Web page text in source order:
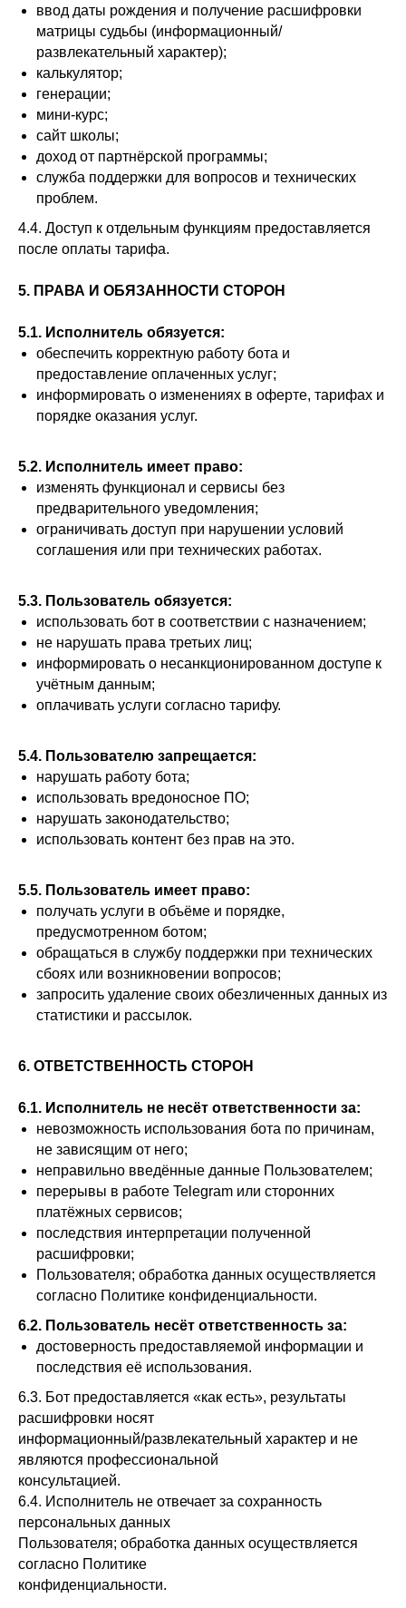
ввод даты рождения и получение расшифровки
матрицы судьбы (информационный/
развлекательный характер);
калькулятор;
генерации;
мини-курс;
сайт школы;
доход от партнёрской программы;
служба поддержки для вопросов и технических
проблем.
4.4. Доступ к отдельным функциям предоставляется
после оплаты тарифа.
5. ПРАВА И ОБЯЗАННОСТИ СТОРОН
5.1. Исполнитель обязуется:
обеспечить корректную работу бота и
предоставление оплаченных услуг;
информировать о изменениях в оферте, тарифах и
порядке оказания услуг.
5.2. Исполнитель имеет право:
изменять функционал и сервисы без
предварительного уведомления;
ограничивать доступ при нарушении условий
соглашения или при технических работах.
5.3. Пользователь обязуется:
использовать бот в соответствии с назначением;
не нарушать права третьих лиц;
информировать о несанкционированном доступе к
учётным данным;
оплачивать услуги согласно тарифу.
5.4. Пользователю запрещается:
нарушать работу бота;
использовать вредоносное ПО;
нарушать законодательство;
использовать контент без прав на это.
5.5. Пользователь имеет право:
получать услуги в объёме и порядке,
предусмотренном ботом;
обращаться в службу поддержки при технических
сбоях или возникновении вопросов;
запросить удаление своих обезличенных данных из
статистики и рассылок.
6. ОТВЕТСТВЕННОСТЬ СТОРОН
6.1. Исполнитель не несёт ответственности за:
невозможность использования бота по причинам,
не зависящим от него;
неправильно введённые данные Пользователем;
перерывы в работе Telegram или сторонних
платёжных сервисов;
последствия интерпретации полученной
расшифровки;
Пользователя; обработка данных осуществляется
согласно Политике конфиденциальности.
6.2. Пользователь несёт ответственность за:
достоверность предоставляемой информации и
последствия её использования.
6.3. Бот предоставляется «как есть», результаты
расшифровки носят
информационный/развлекательный характер и не
являются профессиональной
консультацией.
6.4. Исполнитель не отвечает за сохранность
персональных данных
Пользователя; обработка данных осуществляется
согласно Политике
конфиденциальности.